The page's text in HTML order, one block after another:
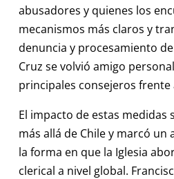
abusadores y quienes los
mecanismos más claros y
denuncia y procesamiento de
Cruz se volvió amigo
principales consejeros
El impacto de estas medidas
más allá de Chile y marcó un
la forma en que la Iglesia
clerical a nivel global.